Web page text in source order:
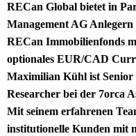
RECan Global bietet in
Management AG
RECan Immobilienfonds
optionales EUR/CAD
Maximilian Kühl ist
Researcher bei der 7orca
Mit seinem erfahrenen
institutionelle Kunden mit